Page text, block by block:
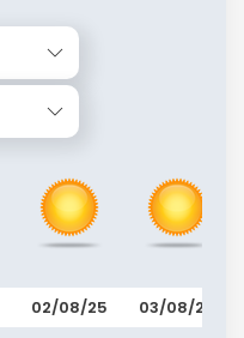
02/08/25 03/08/25